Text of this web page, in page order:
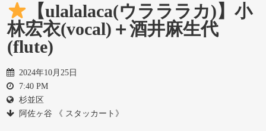
【ulalalaca(ウラララカ)】小
林宏衣(vocal)＋酒井麻生代
(flute)
2024年10月25日
7:40 PM
杉並区
阿佐ヶ谷 《 スタッカート》